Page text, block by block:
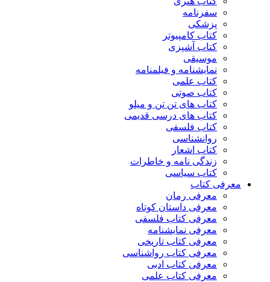
سفرنامه
پزشکی
کتاب کامپیوتر
کتاب آشپزی
موسیقی
نمایشنامه و فیلمنامه
کتاب علمی
کتاب صوتی
کتاب های تن تن و میلو
کتاب های درسی قدیمی
کتاب فلسفی
روانشناسی
کتاب اشعار
زندگی نامه و خاطرات
کتاب سیاسی
معرفی کتاب
معرفی رمان
معرفی داستان کوتاه
معرفی کتاب فلسفی
معرفی نمایشنامه
معرفی کتاب تاریخی
معرفی کتاب رواشناسی
معرفی کتاب ادبی
معرفی کتاب علمی